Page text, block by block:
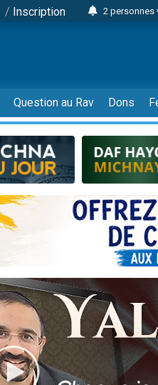
/ Inscription
2 personnes
3
11
Il reste
2 personnes
29
Il reste
2
6
2
17
4
Il reste
Question au Rav Dons